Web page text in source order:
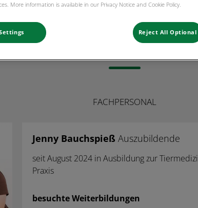
Jenny
FACHPERSONAL
Jenny Bauchspieß Auszubildende
seit August 2024 in Ausbildung zur
Praxis
besuchte Weiterbildungen
More information is available in our Privacy Notice and Cookie Policy.
Reject All Optional